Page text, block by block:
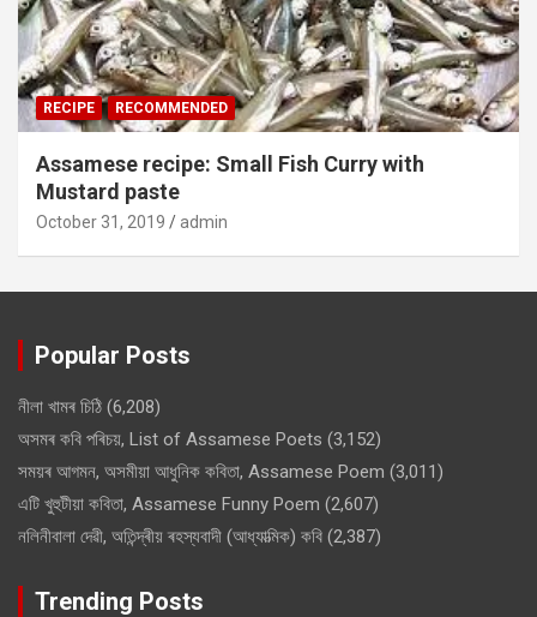
RECIPE RECOMMENDED
Assamese recipe: Small Fish Curry with
Mustard paste
October 31, 2019 admin
Popular Posts
নীলা খামৰ চিঠি (6,208)
অসমৰ কবি পৰিচয়, List of Assamese Poets (3,152)
সময়ৰ আগমন, অসমীয়া আধুনিক কবিতা, Assamese Poem (3,011)
এটি খুহুটীয়া কবিতা, Assamese Funny Poem (2,607)
নলিনীবালা দেৱী, অতিন্দ্ৰীয় ৰহস্যবাদী (আধ্যাত্মিক) কবি (2,387)
Trending Posts